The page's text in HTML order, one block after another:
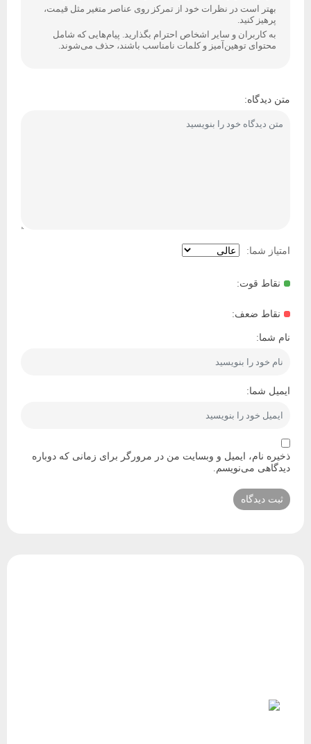
بهتر است در نظرات خود از تمرکز روی عناصر متغیر مثل قیمت،
پرهیز کنید.
به کاربران و سایر اشخاص احترام بگذارید. پیام‌هایی که شامل
محتوای توهین‌آمیز و کلمات نامناسب باشند، حذف می‌شوند.
متن دیدگاه:
امتیاز شما:
نقاط قوت:
نقاط ضعف:
نام شما:
ایمیل شما:
ذخیره نام، ایمیل و وبسایت من در مرورگر برای زمانی که دوباره
دیدگاهی می‌نویسم.